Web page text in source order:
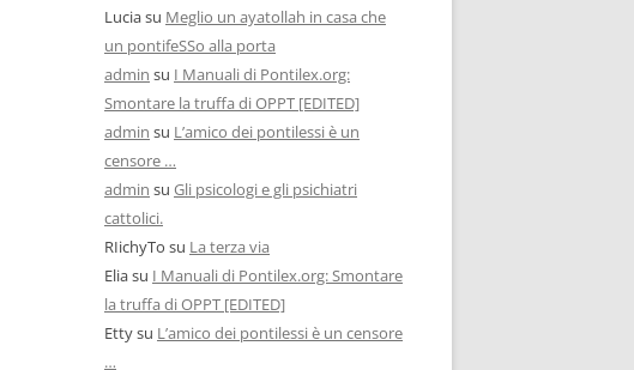
Luciasu Meglio un ayatollah in casa che
un pontifeSSo alla porta
admin su I Manuali di Pontilex.org:
Smontare la truffa di OPPT [EDITED]
admin su L’amico dei pontilessi è un
censore …
admin su Gli psicologi e gli psichiatri
cattolici.
RIichyTo su La terza via
Eliasu I Manuali di Pontilex.org: Smontare
la truffa di OPPT [EDITED]
Ettysu L’amico dei pontilessi è un censore
…